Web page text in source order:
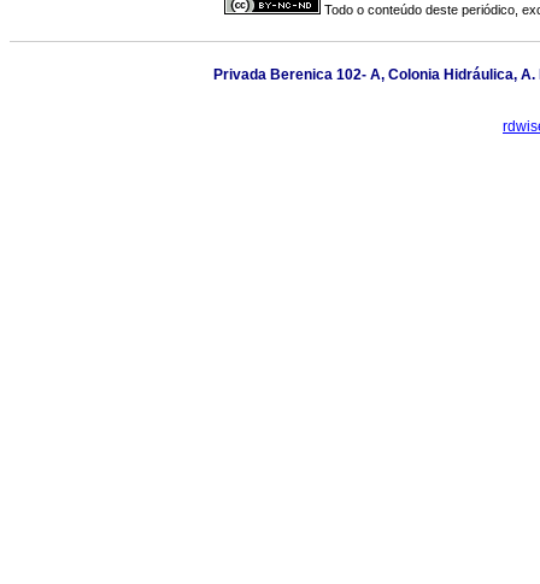
Todo o conteúdo deste periódico,
Privada Berenica 102- A, Colonia Hidráulica, A.